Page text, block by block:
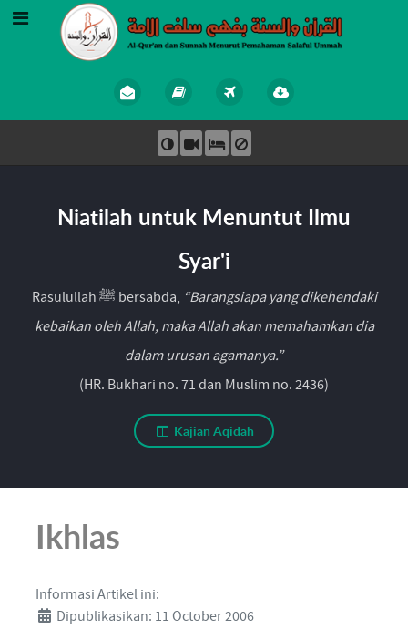
Niatilah untuk Menuntut Ilmu
Syar'i
Rasulullah ﷺ bersabda, “Barangsiapa yang dikehendaki
kebaikan oleh Allah, maka Allah akan memahamkan dia
dalam urusan agamanya.”
(HR. Bukhari no. 71 dan Muslim no. 2436)
Kajian Aqidah
Ikhlas
Informasi Artikel ini:
Dipublikasikan: 11 October 2006